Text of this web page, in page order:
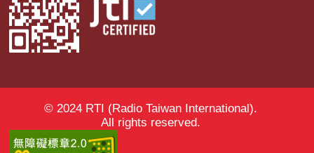
© 2024 RTI (Radio Taiwan International).
All rights reserved.